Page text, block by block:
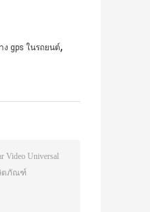
gps ในรถยนต์,